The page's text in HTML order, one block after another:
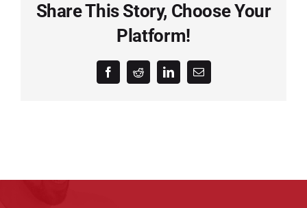
Share This Story, Choose Your
Platform!
FacebookRedditLinkedInEmail: